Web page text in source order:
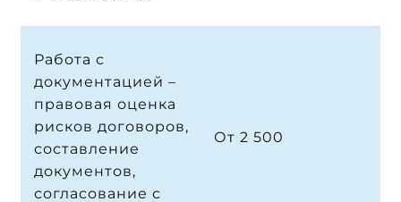
Работа с
документацией –
правовая оценка
рисков договоров,
составление
документов,
согласование с
От 2 500